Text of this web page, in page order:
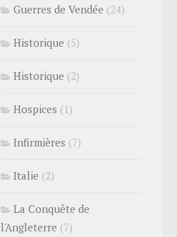
Guerres de Vendée (24)
Historique (5)
Historique (2)
Hospices (1)
Infirmières (7)
Italie (2)
La Conquête de
l'Angleterre (7)